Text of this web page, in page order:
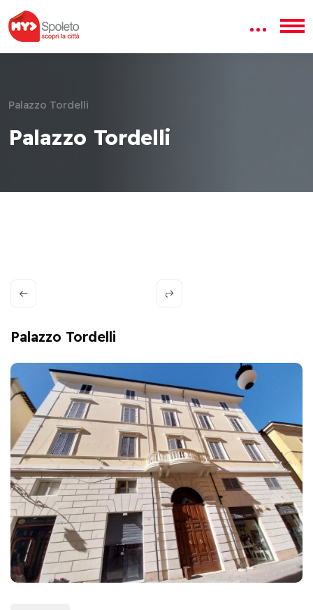
Palazzo Tordelli
Palazzo Tordelli
Palazzo Tordelli